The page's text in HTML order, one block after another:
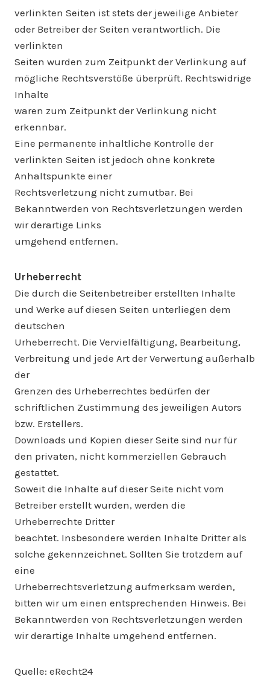
verlinkten Seiten ist stets der jeweilige Anbieter
oder Betreiber der Seiten verantwortlich. Die
verlinkten
Seiten wurden zum Zeitpunkt der Verlinkung auf
mögliche Rechtsverstöße überprüft. Rechtswidrige
Inhalte
waren zum Zeitpunkt der Verlinkung nicht
erkennbar.
Eine permanente inhaltliche Kontrolle der
verlinkten Seiten ist jedoch ohne konkrete
Anhaltspunkte einer
Rechtsverletzung nicht zumutbar. Bei
Bekanntwerden von Rechtsverletzungen werden
wir derartige Links
umgehend entfernen.
Urheberrecht
Die durch die Seitenbetreiber erstellten Inhalte
und Werke auf diesen Seiten unterliegen dem
deutschen
Urheberrecht. Die Vervielfältigung, Bearbeitung,
Verbreitung und jede Art der Verwertung außerhalb
der
Grenzen des Urheberrechtes bedürfen der
schriftlichen Zustimmung des jeweiligen Autors
bzw. Erstellers.
Downloads und Kopien dieser Seite sind nur für
den privaten, nicht kommerziellen Gebrauch
gestattet.
Soweit die Inhalte auf dieser Seite nicht vom
Betreiber erstellt wurden, werden die
Urheberrechte Dritter
beachtet. Insbesondere werden Inhalte Dritter als
solche gekennzeichnet. Sollten Sie trotzdem auf
eine
Urheberrechtsverletzung aufmerksam werden,
bitten wir um einen entsprechenden Hinweis. Bei
Bekanntwerden von Rechtsverletzungen werden
wir derartige Inhalte umgehend entfernen.
Quelle: eRecht24